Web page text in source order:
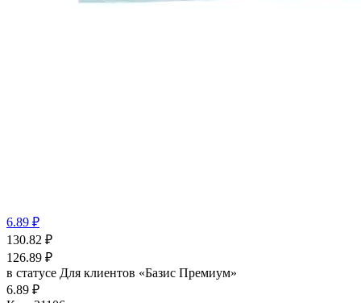
6.89 ₽
130.82 ₽
126.89 ₽
в статусе Для клиентов «Базис Премиум»
6.89 ₽